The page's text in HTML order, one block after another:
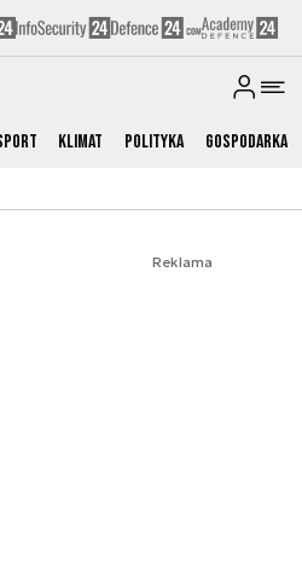
Klimat Polityka Gospodarka
Reklama